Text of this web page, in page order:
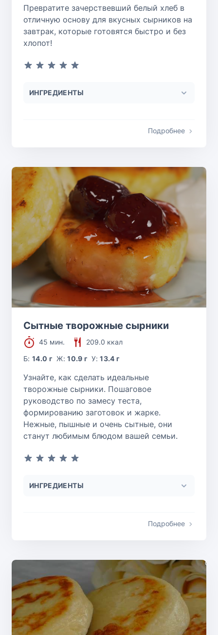
Превратите зачерствевший белый хлеб в
отличную основу для вкусных сырников на
завтрак, которые готовятся быстро и без
хлопот!
ИНГРЕДИЕНТЫ
Подробнее
Сытные творожные сырники
45 мин.
209.0 ккал
Б:14.0 г Ж:10.9 г У:13.4 г
Узнайте, как сделать идеальные
творожные сырники. Пошаговое
руководство по замесу теста,
формированию заготовок и жарке.
Нежные, пышные и очень сытные, они
станут любимым блюдом вашей семьи.
ИНГРЕДИЕНТЫ
Подробнее